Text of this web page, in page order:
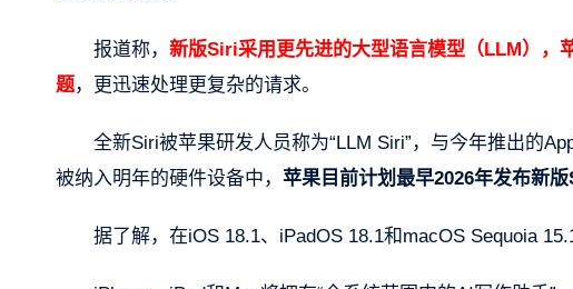
报道称， 新版Siri采用更先进的大型语言模型（LLM），
题，更迅速处理更复杂的请求。
全新Siri被苹果研发人员称为“LLM Siri”，与今年推出的
被纳入明年的硬件设备中， 苹果目前计划最早2026年发布新版
据了解，在iOS 18.1、iPadOS 18.1和macOS Sequoia